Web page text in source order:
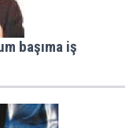
başıma iş